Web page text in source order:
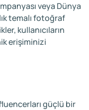
veya Dünya
temalı fotoğraf
kullanıcıların
erişiminizi
güçlü bir